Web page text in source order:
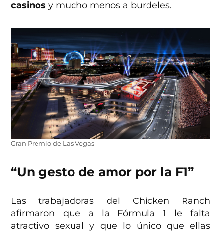
casinos y mucho menos a burdeles.
Gran Premio de Las Vegas
“Un gesto de amor por la F1”
Las trabajadoras del Chicken Ranch
afirmaron que a la Fórmula 1 le falta
atractivo sexual y que lo único que ellas